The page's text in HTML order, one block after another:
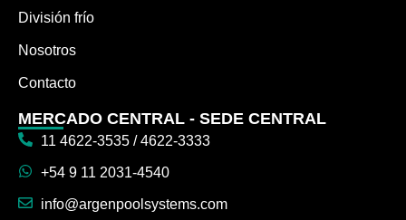
División frío
Nosotros
Contacto
MERCADO CENTRAL - SEDE CENTRAL
11 4622-3535 / 4622-3333
+54 9 11 2031-4540
info@argenpoolsystems.com